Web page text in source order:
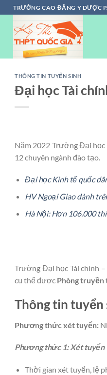
Chuyển
đến
dung
TRƯỜNG CAO ĐẲNG Y DƯỢC
THÔNG TIN TUYỂN SINH
Đại học Tài
Năm 2022 Trường Đại
12 chuyên ngành đào tạo.
Đại học Kinh tế quốc
HV Ngoại Giao dành
Hà Nội: Hơn 106.000
Trường Đại học Tài chính
cụ thể được Phòng
Thông tin tuyển
Phương thức xét tuyển:
Phương thức 1: Xét tuyển
Thời gian xét tuyển, lệ